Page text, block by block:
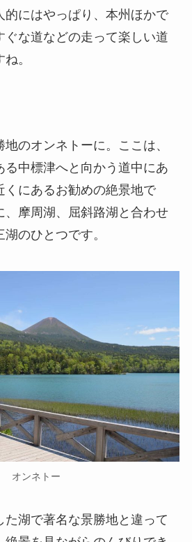
的にはやっぱり、本州ほかで
ぐな道などの走って楽しい道
。
のオンネトーに。ここは、
る中標津へと向かう道中にあ
くにあるお勧めの絶景地で
、摩周湖、屈斜路湖と合わせ
のひとつです。
オンネトー
た湖で著名な景勝地と違って